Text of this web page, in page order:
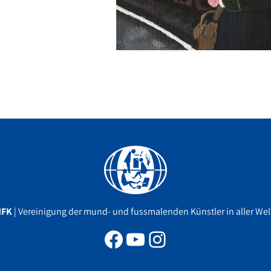
| Vereinigung der mund- und fussmalenden Künstler in aller
Facebook
YouTube
Instagram